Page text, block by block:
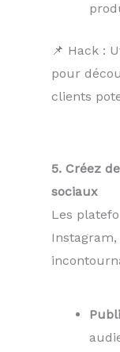
📌 Hack :
pour
clients
5. Créez
sociaux
Les